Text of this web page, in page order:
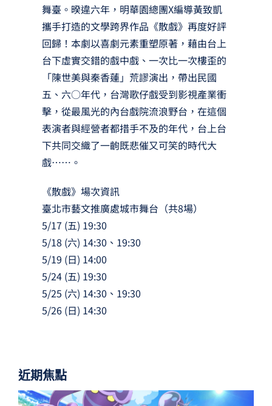
舞臺。暌違六年，明華園總團X編導黃致凱
攜手打造的文學跨界作品《散戲》再度好評
回歸！本劇以喜劇元素重塑原著，藉由台上
台下虛實交錯的戲中戲、一次比一次樓歪的
「陳世美與秦香蓮」荒謬演出，帶出民國
五、六○年代，台灣歌仔戲受到影視產業衝
擊，從最風光的內台戲院流浪野台，在這個
表演者與經營者都措手不及的年代，台上台
下共同交織了一齣既悲催又可笑的時代大
戲……。
《散戲》場次資訊
臺北市藝文推廣處城市舞台（共8場）
5/17 (五) 19:30
5/18 (六) 14:30、19:30
5/19 (日) 14:00
5/24 (五) 19:30
5/25 (六) 14:30、19:30
5/26 (日) 14:30
近期焦點